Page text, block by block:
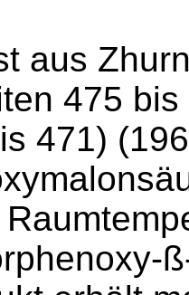
aus
475
471)